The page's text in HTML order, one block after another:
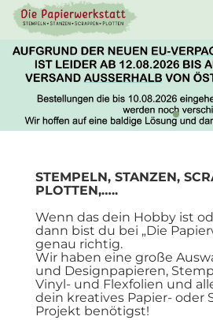
STEMPELN, STANZEN,
PLOTTEN,…..
Wenn das dein Hobby ist
dann bist du bei „Die
genau richtig.
Wir haben eine große
und Designpapieren,
Vinyl- und Flexfolien und
dein kreatives Papier- oder
Projekt benötigst!